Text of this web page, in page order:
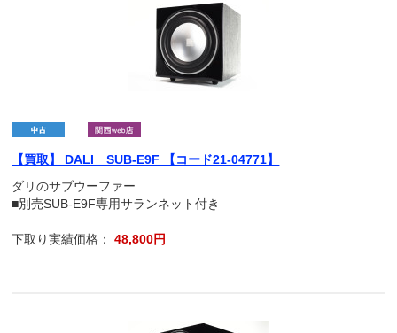
【買取】 DALI SUB-E9F 【コード21-04771】
ダリのサブウーファー
■別売SUB-E9F専用サランネット付き
下取り実績価格：48,800円